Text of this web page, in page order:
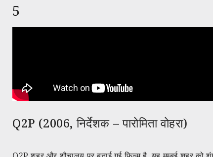
5
Q2P (2006, निर्देशक – पारोमिता वोहरा)